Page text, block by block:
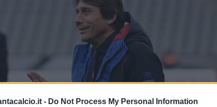
- Do Not Process My Personal Information